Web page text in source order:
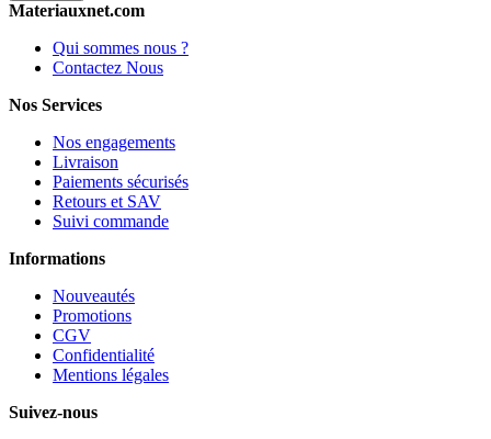
Materiauxnet.com
Qui sommes nous ?
Contactez Nous
Nos Services
Nos engagements
Livraison
Paiements sécurisés
Retours et SAV
Suivi commande
Informations
Nouveautés
Promotions
CGV
Confidentialité
Mentions légales
Suivez-nous